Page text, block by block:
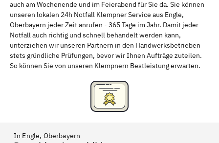
Schweinfurt Passau
Freising Rudelsdorf, Mittelfranken
auch am Wochenende und im Feierabend für Sie da. Sie können
unseren lokalen 24h Notfall Klempner Service aus Engle,
Oberbayern jeder Zeit anrufen - 365 Tage im Jahr. Damit jeder
Notfall auch richtig und schnell behandelt werden kann,
unterziehen wir unseren Partnern in den Handwerksbetrieben
stets gründliche Prüfungen, bevor wir Ihnen Aufträge zuteilen.
So können Sie von unseren Klempnern Bestleistung erwarten.
In Engle, Oberbayern